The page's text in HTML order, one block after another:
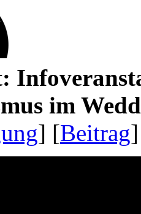
im
] [Beitrag